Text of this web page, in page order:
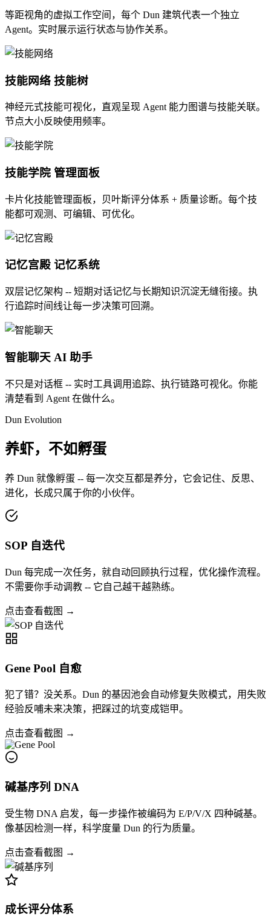
等距视角的虚拟工作空间，每个 Dun 建筑代表一个独立
Agent。实时展示运行状态与协作关系。
技能网络 技能树
神经元式技能可视化，直观呈现 Agent 能力图谱与技能关联。
节点大小反映使用频率。
技能学院 管理面板
卡片化技能管理面板，贝叶斯评分体系 + 质量诊断。每个技
能都可观测、可编辑、可优化。
记忆宫殿 记忆系统
双层记忆架构 -- 短期对话记忆与长期知识沉淀无缝衔接。执
行追踪时间线让每一步决策可回溯。
智能聊天 AI 助手
不只是对话框 -- 实时工具调用追踪、执行链路可视化。你能
清楚看到 Agent 在做什么。
Dun Evolution
养虾，不如孵蛋
养 Dun 就像孵蛋 -- 每一次交互都是养分，它会记住、反思、
进化，长成只属于你的小伙伴。
SOP 自迭代
Dun 每完成一次任务，就自动回顾执行过程，优化操作流程。
不需要你手动调教 -- 它自己越干越熟练。
点击查看截图 →
Gene Pool 自愈
犯了错？没关系。Dun 的基因池会自动修复失败模式，用失败
经验反哺未来决策，把踩过的坑变成铠甲。
点击查看截图 →
碱基序列 DNA
受生物 DNA 启发，每一步操作被编码为 E/P/V/X 四种碱基。
像基因检测一样，科学度量 Dun 的行为质量。
点击查看截图 →
成长评分体系